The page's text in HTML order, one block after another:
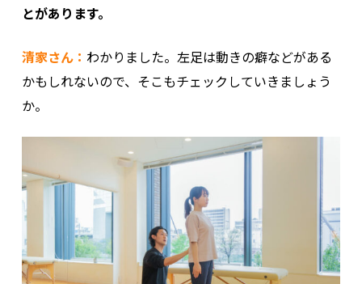
とがあります。
清家さん： わかりました。左足は動きの癖などがある
かもしれないので、そこもチェックしていきましょう
か。